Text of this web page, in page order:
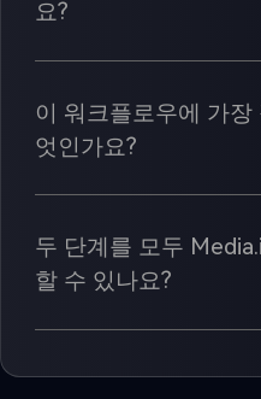
요?
이 워크플로우에 가
엇인가요?
두 단계를 모두
할 수 있나요?